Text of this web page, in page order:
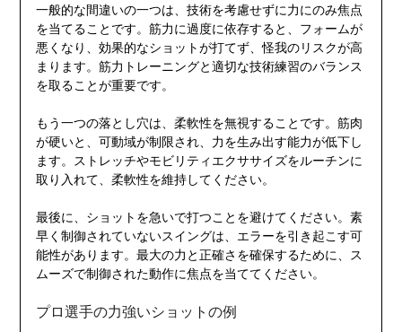
一般的な間違いの一つは、技術を考慮せずに力にのみ焦点
を当てることです。筋力に過度に依存すると、フォームが
悪くなり、効果的なショットが打てず、怪我のリスクが高
まります。筋力トレーニングと適切な技術練習のバランス
を取ることが重要です。
もう一つの落とし穴は、柔軟性を無視することです。筋肉
が硬いと、可動域が制限され、力を生み出す能力が低下し
ます。ストレッチやモビリティエクササイズをルーチンに
取り入れて、柔軟性を維持してください。
最後に、ショットを急いで打つことを避けてください。素
早く制御されていないスイングは、エラーを引き起こす可
能性があります。最大の力と正確さを確保するために、ス
ムーズで制御された動作に焦点を当ててください。
プロ選手の力強いショットの例